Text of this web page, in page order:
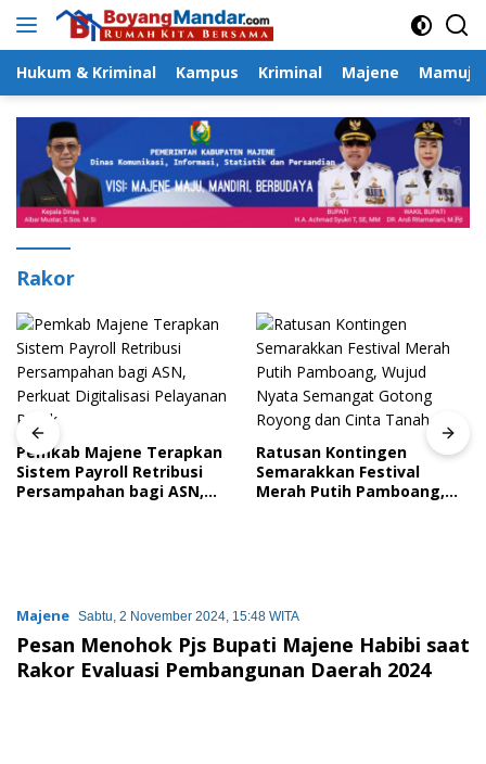
Langsung
Hukum & Kriminal Kampus Kriminal Majene Mamuju
Rakor
Pemkab Majene Terapkan
Sistem Payroll Retribusi
Persampahan bagi ASN,
Ratusan Kontingen
Semarakkan Festival
Merah Putih Pamboang,
Majene Sabtu, 2 November 2024, 15:48 WITA
Pesan Menohok Pjs Bupati Majene Habibi saat
Rakor Evaluasi Pembangunan Daerah 2024